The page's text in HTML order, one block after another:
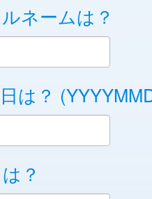
ネームは？
は？
？